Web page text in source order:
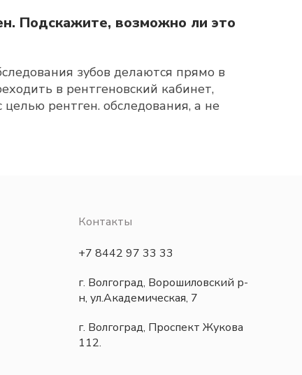
Подскажите, возможно ли это
зубов делаются прямо в
в рентгеновский кабинет,
рентген. обследования, а не
Контакты
+7 8442 97 33 33
г. Волгоград, Ворошиловский р-
н, ул.Академическая, 7
г. Волгоград, Проспект Жукова
112.